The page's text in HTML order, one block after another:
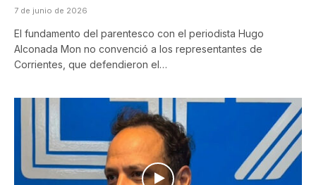
7 de junio de 2026
El fundamento del parentesco con el periodista Hugo
Alconada Mon no convenció a los representantes de
Corrientes, que defendieron el…